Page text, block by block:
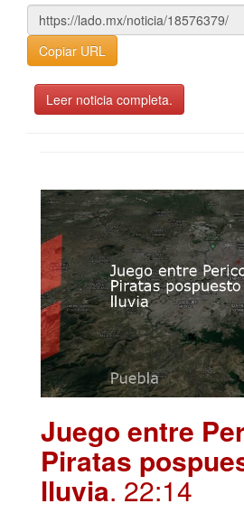
Copiar URL
Leer noticia completa.
Juego entre
Piratas
lluvia. 22:14